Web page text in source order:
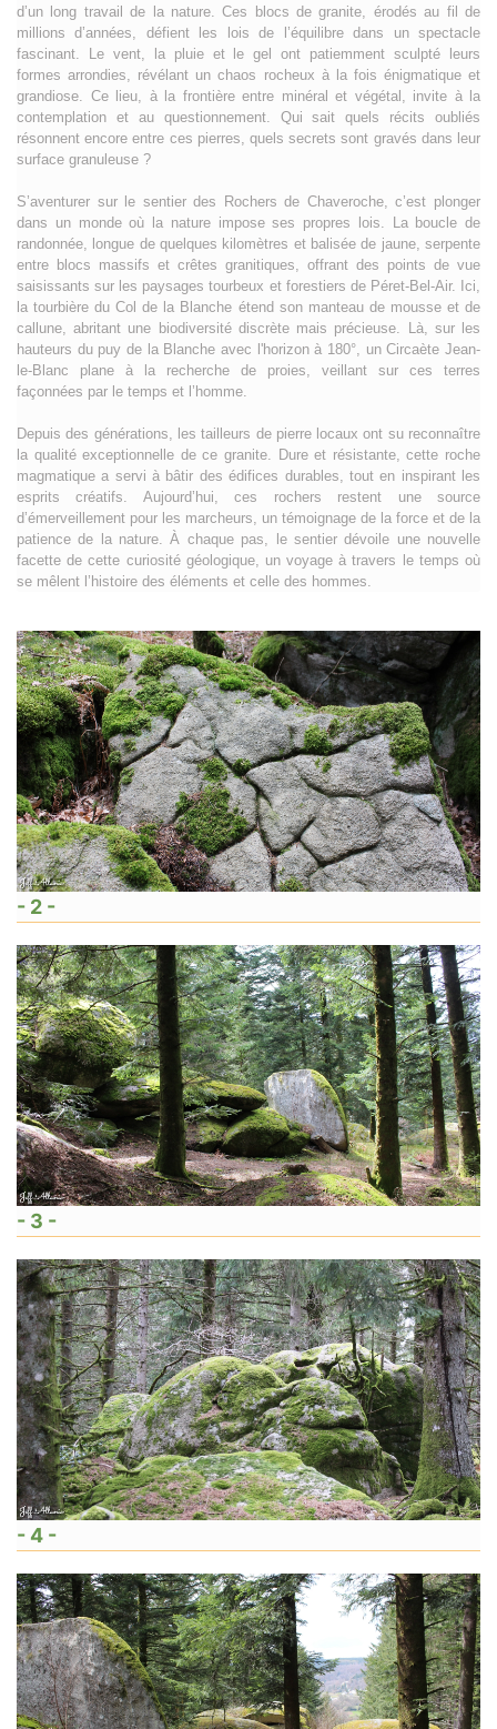
d’un long travail de la nature. Ces blocs de granite, érodés au fil de
millions d’années, défient les lois de l’équilibre dans un spectacle
fascinant. Le vent, la pluie et le gel ont patiemment sculpté leurs
formes arrondies, révélant un chaos rocheux à la fois énigmatique et
grandiose. Ce lieu, à la frontière entre minéral et végétal, invite à la
contemplation et au questionnement. Qui sait quels récits oubliés
résonnent encore entre ces pierres, quels secrets sont gravés dans leur
surface granuleuse ?
S’aventurer sur le sentier des Rochers de Chaveroche, c’est plonger
dans un monde où la nature impose ses propres lois. La boucle de
randonnée, longue de quelques kilomètres et balisée de jaune, serpente
entre blocs massifs et crêtes granitiques, offrant des points de vue
saisissants sur les paysages tourbeux et forestiers de Péret-Bel-Air. Ici,
la tourbière du Col de la Blanche étend son manteau de mousse et de
callune, abritant une biodiversité discrète mais précieuse. Là, sur les
hauteurs du puy de la Blanche avec l'horizon à 180°, un Circaète Jean-
le-Blanc plane à la recherche de proies, veillant sur ces terres
façonnées par le temps et l’homme.
Depuis des générations, les tailleurs de pierre locaux ont su reconnaître
la qualité exceptionnelle de ce granite. Dure et résistante, cette roche
magmatique a servi à bâtir des édifices durables, tout en inspirant les
esprits créatifs. Aujourd’hui, ces rochers restent une source
d’émerveillement pour les marcheurs, un témoignage de la force et de la
patience de la nature. À chaque pas, le sentier dévoile une nouvelle
facette de cette curiosité géologique, un voyage à travers le temps où
se mêlent l’histoire des éléments et celle des hommes.
- 2 -
- 3 -
- 4 -